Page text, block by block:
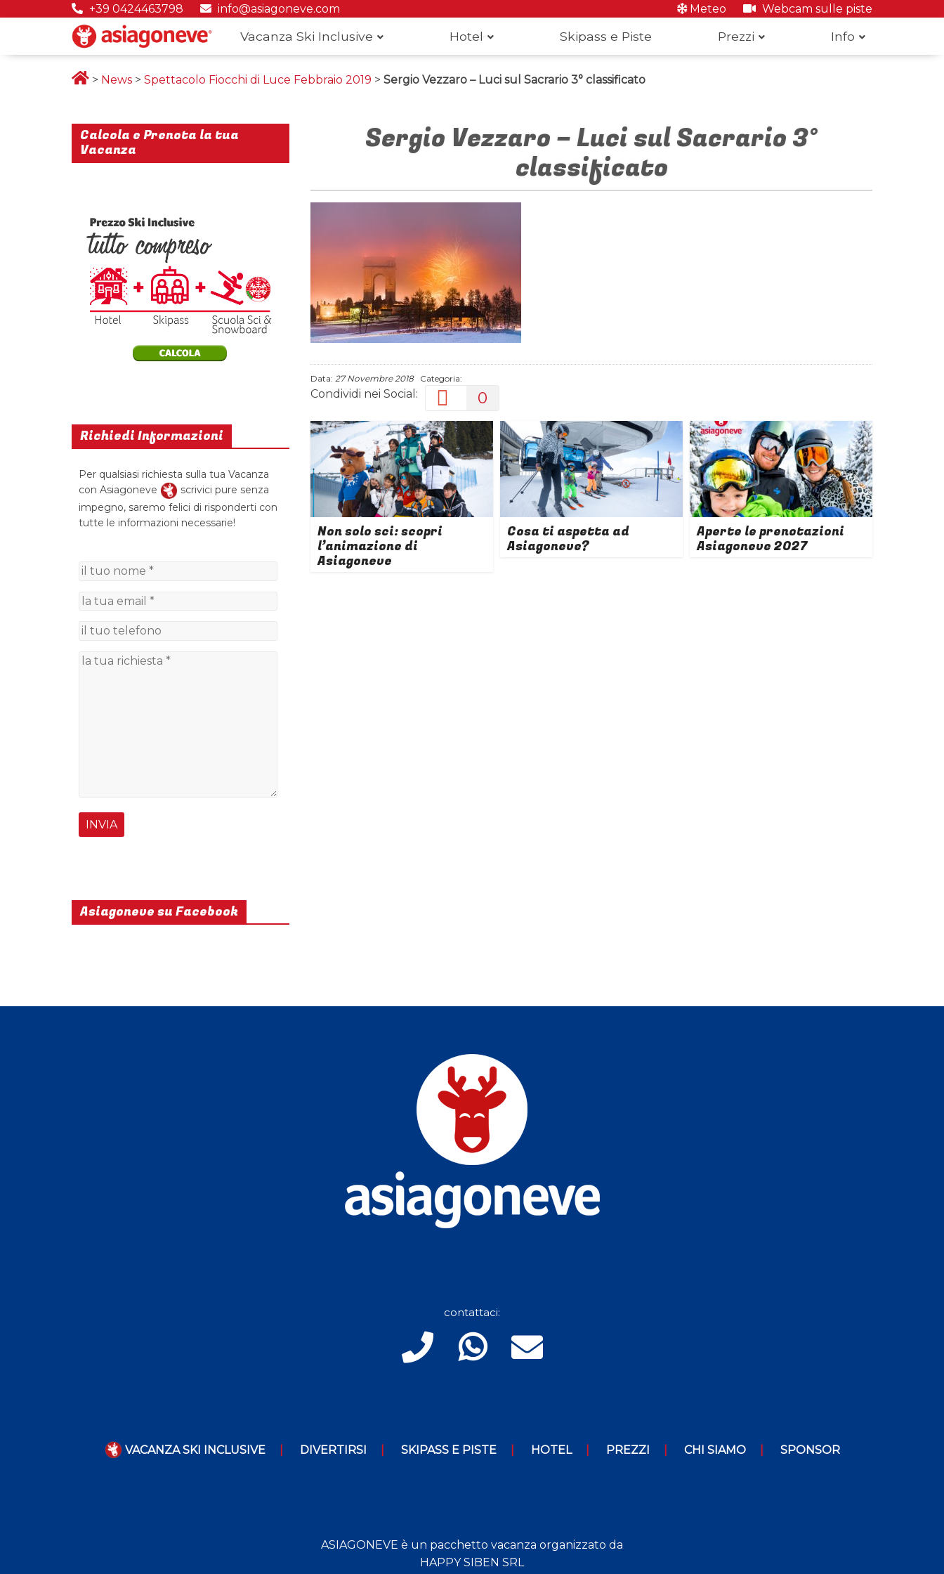
+39 0424463798 info@asiagoneve.com Meteo Webcam sulle piste
Vacanza Ski Inclusive Hotel Skipass e Piste Prezzi Info
> News > Spettacolo Fiocchi di Luce Febbraio 2019 > Sergio Vezzaro – Luci sul Sacrario 3° classificato
Sergio Vezzaro – Luci sul Sacrario 3°
classificato
Data: 27 Novembre 2018Categoria:
Condividi nei Social: 0
Non solo sci: scopri
l’animazione di
Asiagoneve
Cosa ti aspetta ad
Asiagoneve?
Aperte le prenotazioni
Asiagoneve 2027
Calcola e Prenota la tua
Vacanza
Richiedi Informazioni
Per qualsiasi richiesta sulla tua Vacanza
con Asiagoneve
scrivici pure senza
impegno, saremo felici di risponderti con
tutte le informazioni necessarie!
Asiagoneve su Facebook
contattaci:
VACANZA SKI INCLUSIVE DIVERTIRSI SKIPASS E PISTE HOTEL PREZZI CHI SIAMO SPONSOR
ASIAGONEVE è un pacchetto vacanza organizzato da
HAPPY SIBEN SRL